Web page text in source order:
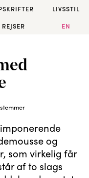
LIVSSTIL
REJSER
EN
stemmer
og
som virkelig får
af to slags